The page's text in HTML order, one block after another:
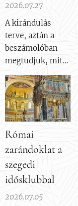
2026.07.27
A kirándulás
terve, aztán a
beszámolóban
megtudjuk, mit
sikerült
megvalóstani.
Indulás hétfőn
reggel 7.00
órakor a Lechner
térről. Első
állomásunk a
Kassai Dóm,
majd utunkat
folytatva késő
délután Krakkóba
Római
zarándoklat a
szegedi
idősklubbal
2026.07.05